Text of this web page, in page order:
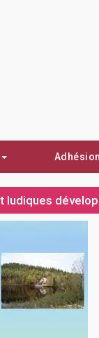
Adhésion
ludiques